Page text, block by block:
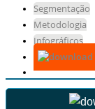
Segmentação
Metodologia
Infográficos